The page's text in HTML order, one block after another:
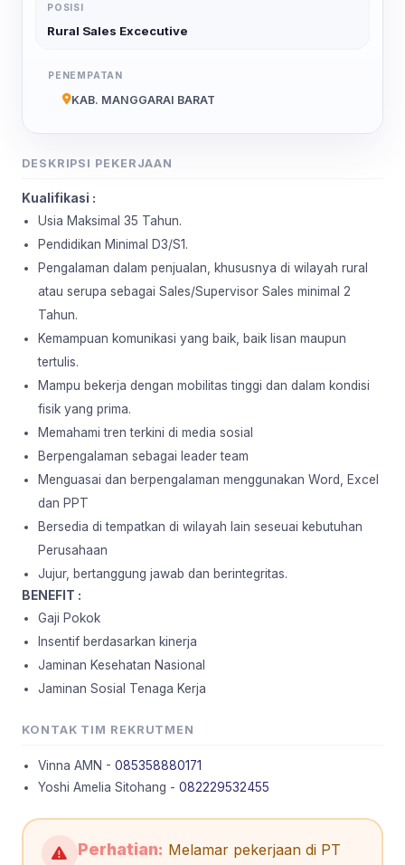
POSISI
Rural Sales Excecutive
PENEMPATAN
KAB. MANGGARAI BARAT
DESKRIPSI PEKERJAAN
Kualifikasi :
Usia Maksimal 35 Tahun.
Pendidikan Minimal D3/S1.
Pengalaman dalam penjualan, khususnya di wilayah rural
atau serupa sebagai Sales/Supervisor Sales minimal 2
Tahun.
Kemampuan komunikasi yang baik, baik lisan maupun
tertulis.
Mampu bekerja dengan mobilitas tinggi dan dalam kondisi
fisik yang prima.
Memahami tren terkini di media sosial
Berpengalaman sebagai leader team
Menguasai dan berpengalaman menggunakan Word, Excel
dan PPT
Bersedia di tempatkan di wilayah lain seseuai kebutuhan
Perusahaan
Jujur, bertanggung jawab dan berintegritas.
BENEFIT :
Gaji Pokok
Insentif berdasarkan kinerja
Jaminan Kesehatan Nasional
Jaminan Sosial Tenaga Kerja
KONTAK TIM REKRUTMEN
Vinna AMN - 085358880171
Yoshi Amelia Sitohang - 082229532455
Perhatian: Melamar pekerjaan di PT